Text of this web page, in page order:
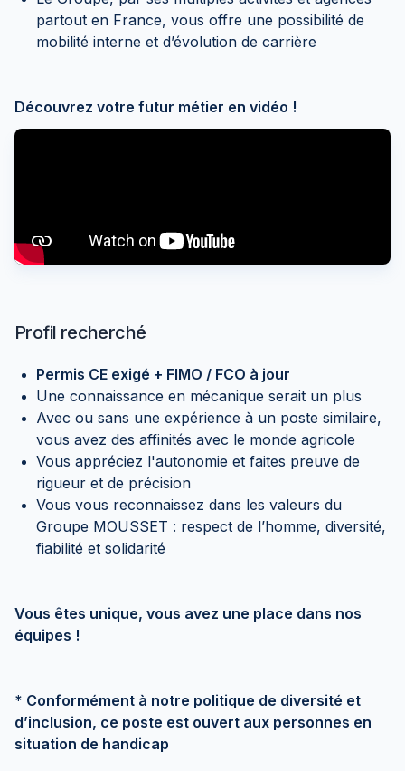
partout en France, vous offre une possibilité de
mobilité interne et d’évolution de carrière
Découvrez votre futur métier en vidéo !
Profil recherché
Permis CE exigé + FIMO / FCO à jour
Une connaissance en mécanique serait un plus
Avec ou sans une expérience à un poste similaire,
vous avez des affinités avec le monde agricole
Vous appréciez l'autonomie et faites preuve de
rigueur et de précision
Vous vous reconnaissez dans les valeurs du
Groupe MOUSSET : respect de l’homme, diversité,
fiabilité et solidarité
Vous êtes unique, vous avez une place dans nos
équipes !
* Conformément à notre politique de diversité et
d’inclusion, ce poste est ouvert aux personnes en
situation de handicap